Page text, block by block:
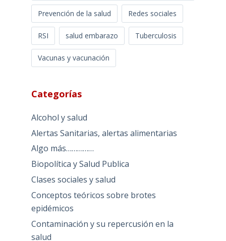
Prevención de la salud
Redes sociales
RSI salud embarazo Tuberculosis
Vacunas y vacunación
Categorías
Alcohol y salud
Alertas Sanitarias, alertas alimentarias
Algo más……………
Biopolítica y Salud Publica
Clases sociales y salud
Conceptos teóricos sobre brotes
epidémicos
Contaminación y su repercusión en la
salud